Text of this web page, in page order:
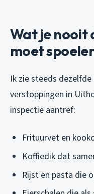
Wat je nooit
moet
Ik zie steeds
verstoppingen in
inspectie aantref:
Frituurvet en
Koffiedik dat
Rijst en pasta die